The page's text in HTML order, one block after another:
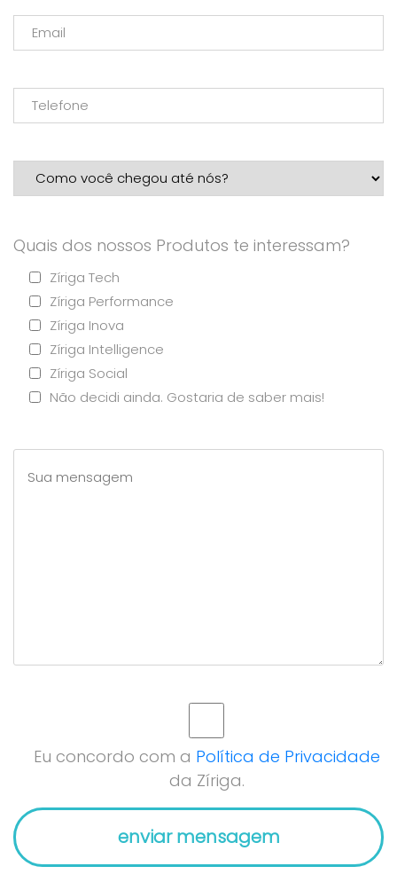
Quais dos nossos Produtos te interessam?
Zíriga Tech
Zíriga Performance
Zíriga Inova
Zíriga Intelligence
Zíriga Social
Não decidi ainda. Gostaria de saber mais!
Eu concordo com a Política de Privacidade
da Zíriga.